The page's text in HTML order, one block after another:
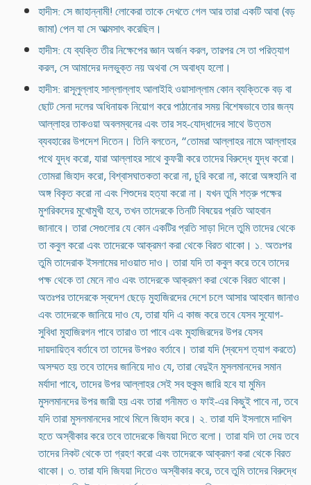
হাদীস: সে জাহান্নামী! লোকেরা তাকে দেখতে গেল আর তারা একটি আবা (বড়
জামা) পেল যা সে আত্মসাৎ করেছিল।
হাদীস: যে ব্যক্তি তীর নিক্ষেপের জ্ঞান অর্জন করল, তারপর সে তা পরিত্যাগ
করল, সে আমাদের দলভুক্ত নয় অথবা সে অবাধ্য হলো।
হাদীস: রাসূলুল্লাহ সাল্লাল্লাহ আলাইহি ওয়াসাল্লাম কোন ব্যক্তিকে বড় বা
ছোট সেনা দলের অধিনায়ক নিয়োগ করে পাঠানোর সময় বিশেষভাবে তার জন্য
আল্লাহর তাকওয়া অবলম্বনের এবং তার সহ-যোদ্ধাদের সাথে উত্তম
ব্যবহারের উপদেশ দিতেন। তিনি বলতেন, “তোমরা আল্লাহর নামে আল্লাহর
পথে যুদ্ধ করো, যারা আল্লাহর সাথে কুফরী করে তাদের বিরুদ্ধে যুদ্ধ করো।
তোমরা জিহাদ করো, বিশ্বাসঘাতকতা করো না, চুরি করো না, কারো অঙ্গহানি বা
অঙ্গ বিকৃত করো না এবং শিশুদের হত্যা করো না। যখন তুমি শত্রু পক্ষের
মুশরিকদের মুখোমুখী হবে, তখন তাদেরকে তিনটি বিষয়ের প্রতি আহবান
জানাবে। তারা সেগুলোর যে কোন একটির প্রতি সাড়া দিলে তুমি তাদের থেকে
তা কবুল করো এবং তাদেরকে আক্রমণ করা থেকে বিরত থাকো। ১. অতঃপর
তুমি তাদেরাক ইসলামের দাওয়াত দাও। তারা যদি তা কবুল করে তবে তাদের
পক্ষ থেকে তা মেনে নাও এবং তাদেরকে আক্রমণ করা থেকে বিরত থাকো।
অতঃপর তাদেরকে স্বদেশ ছেড়ে মুহাজিরদের দেশে চলে আসার আহবান জানাও
এবং তাদেরকে জানিয়ে দাও যে, তারা যদি এ কাজ করে তবে যেসব সুযোগ-
সুবিধা মুহাজিরগন পাবে তারাও তা পাবে এবং মুহাজিরদের উপর যেসব
দায়দায়িত্ব বর্তাবে তা তাদের উপরও বর্তাবে। তারা যদি (স্বদেশ ত্যাগ করতে)
অসম্মত হয় তবে তাদের জানিয়ে দাও যে, তারা বেদুইন মুসলমানদের সমান
মর্যাদা পাবে, তাদের উপর আল্লাহর সেই সব হুকুম জারি হবে যা মুমিন
মুসলমানদের উপর জারী হয় এবং তারা গনীমত ও ফাই-এর কিছুই পাবে না, তবে
যদি তারা মুসলমানদের সাথে মিলে জিহাদ করে। ২. তারা যদি ইসলামে দাখিল
হতে অস্বীকার করে তবে তাদেরকে জিযয়া দিতে বলো। তারা যদি তা দেয় তবে
তাদের নিকট থেকে তা গ্রহণ করো এবং তাদেরকে আক্রমণ করা থেকে বিরত
থাকো। ৩. তারা যদি জিযয়া দিতেও অস্বীকার করে, তবে তুমি তাদের বিরুদ্ধে